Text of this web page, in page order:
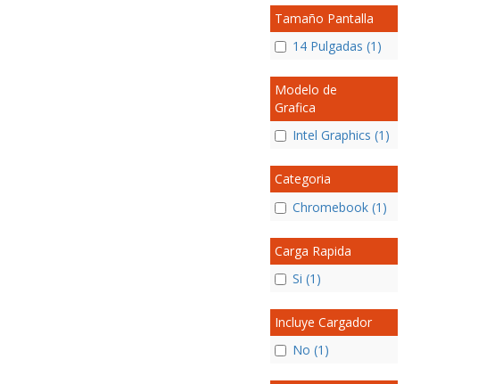
Tamaño Pantalla
14 Pulgadas (1)
Modelo de
Grafica
Intel Graphics (1)
Categoria
Chromebook (1)
Carga Rapida
Si (1)
Incluye Cargador
No (1)